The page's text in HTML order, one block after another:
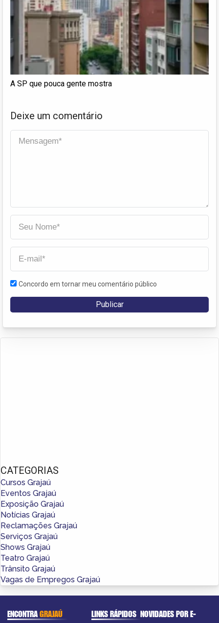
A SP que pouca gente mostra
Deixe um comentário
Concordo em tornar meu comentário público
CATEGORIAS
Cursos Grajaú
Eventos Grajaú
Exposição Grajaú
Notícias Grajaú
Reclamações Grajaú
Serviços Grajaú
Shows Grajaú
Teatro Grajaú
Trânsito Grajaú
Vagas de Empregos Grajaú
ENCONTRAGRAJAÚ LINKS RÁPIDOS NOVIDADES POR E-